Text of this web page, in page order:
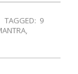
TAGGED: 9
,